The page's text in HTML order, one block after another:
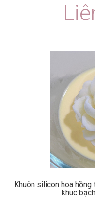
Khuôn silicon hoa hồng
khúc